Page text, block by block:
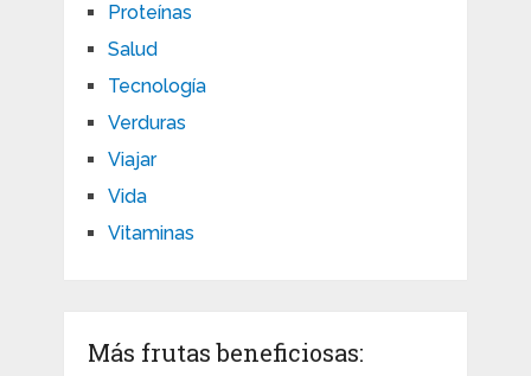
Proteínas
Salud
Tecnología
Verduras
Viajar
Vida
Vitaminas
Más frutas beneficiosas: